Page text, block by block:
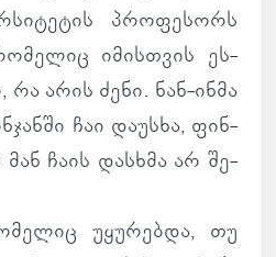
პრო­ფე­სორს
იმის­თვის ეს­
არის ძენი. ნან-ინმა
ჩაი და­უსხა, ფინ­
მან ჩაის დას­ხმა არ შე­
უყუ­რებდა, თუ